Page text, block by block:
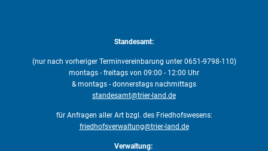
Standesamt:
(nur nach vorheriger Terminvereinbarung unter 0651-9798-110)
montags - freitags von 09:00 - 12:00 Uhr
& montags - donnerstags nachmittags
standesamt@trier-land.de
für Anfragen aller Art bzgl. des Friedhofswesens:
friedhofsverwaltung@trier-land.de
Verwaltung: